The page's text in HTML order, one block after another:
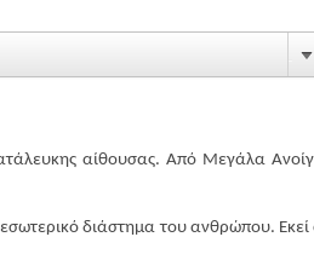
αίθουσας. Από Μεγάλα
διάστημα του ανθρώπου.